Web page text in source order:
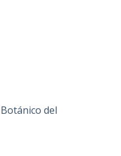
del